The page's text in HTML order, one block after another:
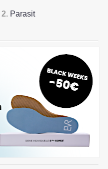
2. Parasit